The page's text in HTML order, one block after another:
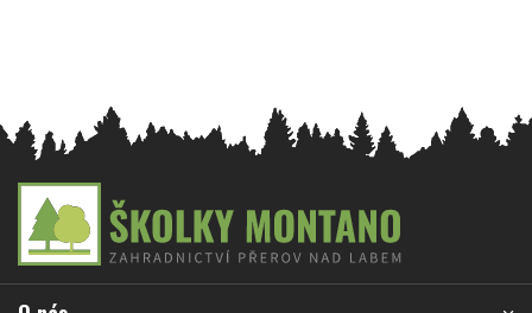
a